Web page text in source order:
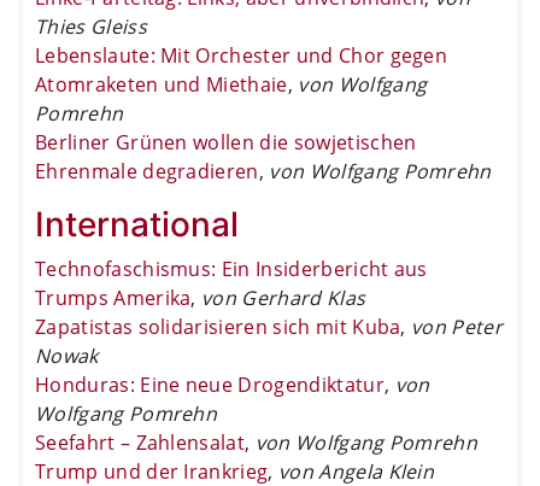
Thies Gleiss
Lebenslaute: Mit Orchester und Chor gegen
Atomraketen und Miethaie, von Wolfgang
Pomrehn
Berliner Grünen wollen die sowjetischen
Ehrenmale degradieren, von Wolfgang Pomrehn
International
Technofaschismus: Ein Insiderbericht aus
Trumps Amerika, von Gerhard Klas
Zapatistas solidarisieren sich mit Kuba, von Peter
Nowak
Honduras: Eine neue Drogendiktatur, von
Wolfgang Pomrehn
Seefahrt – Zahlensalat, von Wolfgang Pomrehn
Trump und der Irankrieg, von Angela Klein